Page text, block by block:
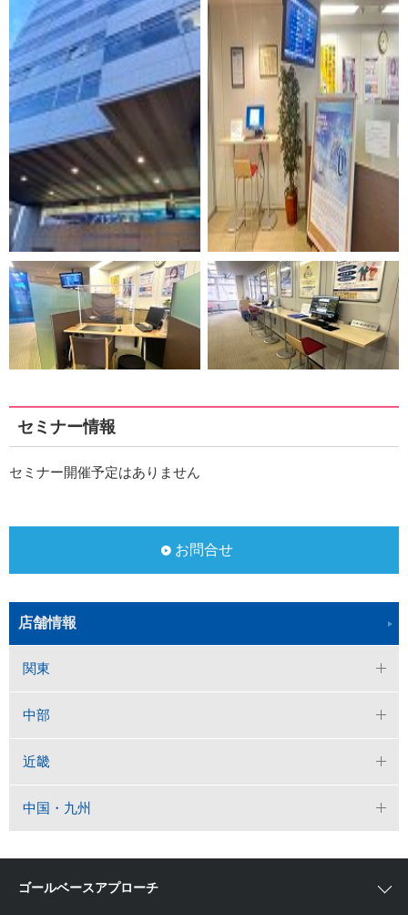
セミナー情報
セミナー開催予定はありません
お問合せ
店舗情報
関東
中部
近畿
中国・九州
ゴールベースアプローチ